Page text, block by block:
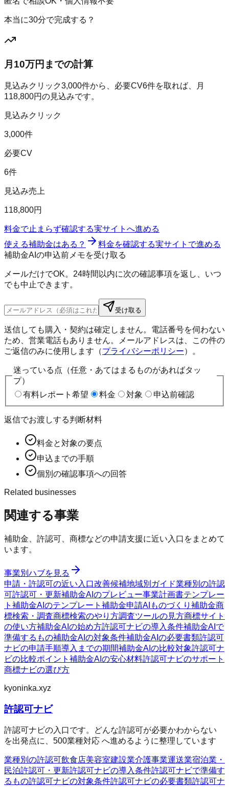
本当に30分で完成する？
月10万円までの計算
見込みクリック3,000件から、必要CV6件を取れば、月
118,800円の見込みです。
見込みクリック
3,000件
必要CV
6件
見込み売上
118,800円
料金で止まらず確認する実サイトへ進める
使える補助金はある？
料金を確認する実サイトで進める
補助金AIの申込前メモを受け取る
メールだけでOK。24時間以内に次の確認事項を返し、いつ
でも中止できます。
受け取る
送信しても購入・契約は確定しません。電話番号を伺わない
ため、営業電話もありません。メールアドレスは、この件の
ご返信のみに使用します（プライバシーポリシー）。
迷っている点（任意・あてはまるものがあればタッ
プ）
有料レポート希望
料金 対象 申込前確認
返信でお渡しする判断材料
料金と対象の要点
申込までの手順
個別の確認事項への回答
Related businesses
関連する事業
補助金、許認可、商標などの申請支援に近い入口をまとめて
います。
事業別ハブを見る
申請・許認可の近い入口改善候補地域別ガイド業種別の許認
可許認可・更新補助金AIのプレビュー事業計画書テンプレー
ト 補助金AIのテンプレート 補助金申請AI ものづくり補助金商
標検索・調査商標検索のやり方調査ツールの見方商標サイト
の使い方補助金AIの始め方許認可ナビの導入条件補助金AIで
準備するもの補助金AIの対象条件補助金AIの必要書類許認可
ナビの申請手順導入までの期間補助金AIの比較対象許認可ナ
ビの比較ポイント 補助金AIの安心材料許認可ナビのサポート
商標ナビの選び方
kyoninka.xyz
許認可ナビ
許認可ナビの入口です。どんな許認可が必要かわからない
を出発点に、500業種対応 へ進めるように整理しています
業種別の許認可飲食店美容室建設業介護事業運送業宿泊業・
民泊許認可・更新許認可ナビの導入条件許認可ナビで準備す
るもの許認可ナビの対象条件許認可ナビの必要書類許認可ナ